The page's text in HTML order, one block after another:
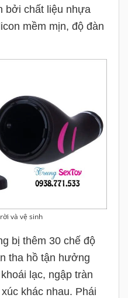
bởi chất liệu nhựa
mềm mịn, độ đàn
và vệ sinh
bị thêm 30 chế độ
tha hồ tận hưởng
lạc, ngập tràn
khác nhau. Phái